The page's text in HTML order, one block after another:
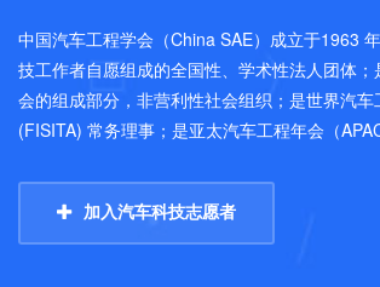
中国汽车工程学会（China SAE）成立于1963
技工作者自愿组成的全国性、学术性法人团体
会的组成部分，非营利性社会组织；是世界汽
(FISITA) 常务理事；是亚太汽车工程年会（
加入汽车科技志愿者